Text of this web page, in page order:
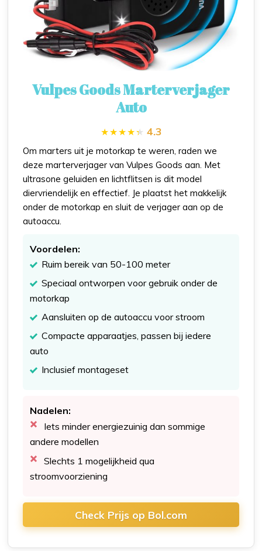
Vulpes Goods Marterverjager
Auto
4.3
Om marters uit je motorkap te weren, raden we
deze marterverjager van Vulpes Goods aan. Met
ultrasone geluiden en lichtflitsen is dit model
diervriendelijk en effectief. Je plaatst het makkelijk
onder de motorkap en sluit de verjager aan op de
autoaccu.
Voordelen:
Ruim bereik van 50-100 meter
Speciaal ontworpen voor gebruik onder de
motorkap
Aansluiten op de autoaccu voor stroom
Compacte apparaatjes, passen bij iedere
auto
Inclusief montageset
Nadelen:
Iets minder energiezuinig dan sommige
andere modellen
Slechts 1 mogelijkheid qua
stroomvoorziening
Check Prijs op Bol.com